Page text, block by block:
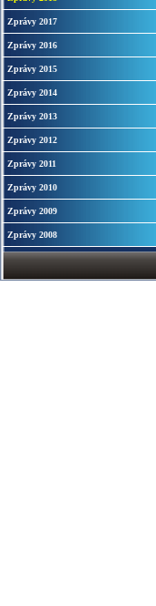
Zprávy 2017
Zprávy 2016
Zprávy 2015
Zprávy 2014
Zprávy 2013
Zprávy 2012
Zprávy 2011
Zprávy 2010
Zprávy 2009
Zprávy 2008